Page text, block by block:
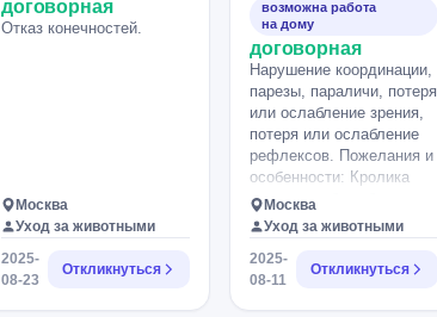
договорная
Отказ конечностей.
Москва
Уход за животными
2025-
08-23
Откликнуться
возможна работа
на дому
договорная
Нарушение координации,
парезы, параличи, потеря
или ослабление зрения,
потеря или ослабление
рефлексов. Пожелания и
особенности: Кролика
укусила собака более
года назад,
спазмировало нерв на
морде, отсутвие
моргания, ситуация
ухудшилась, как будто
Москва
Уход за животными
2025-
08-11
Откликнуться